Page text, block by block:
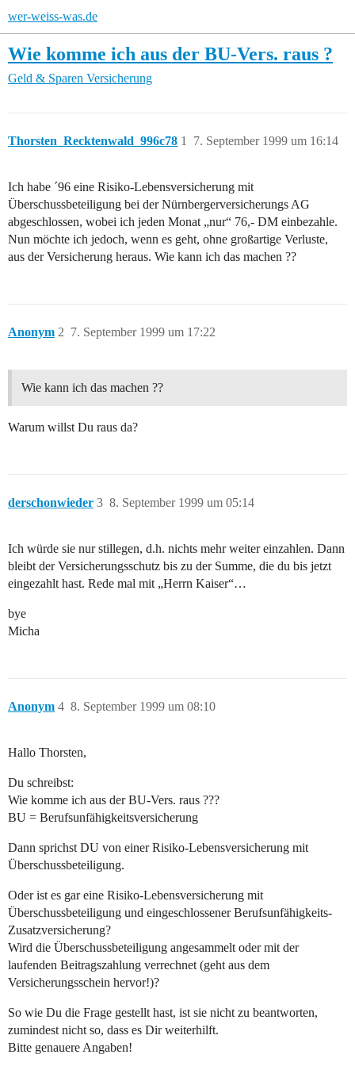
wer-weiss-was.de
Wie komme ich aus der BU-Vers. raus ?
Geld & Sparen Versicherung
Thorsten_Recktenwald_996c78 7. September 1999 um 16:14
1
Ich habe ´96 eine Risiko-Lebensversicherung mit
Überschussbeteiligung bei der Nürnbergerversicherungs AG
abgeschlossen, wobei ich jeden Monat „nur“ 76,- DM einbezahle.
Nun möchte ich jedoch, wenn es geht, ohne großartige Verluste,
aus der Versicherung heraus. Wie kann ich das machen ??
Anonym 7. September 1999 um 17:22
2
Wie kann ich das machen ??
Warum willst Du raus da?
derschonwieder 8. September 1999 um 05:14
3
Ich würde sie nur stillegen, d.h. nichts mehr weiter einzahlen. Dann
bleibt der Versicherungsschutz bis zu der Summe, die du bis jetzt
eingezahlt hast. Rede mal mit „Herrn Kaiser“…
bye
Micha
Anonym 8. September 1999 um 08:10
4
Hallo Thorsten,
Du schreibst:
Wie komme ich aus der BU-Vers. raus ???
BU = Berufsunfähigkeitsversicherung
Dann sprichst DU von einer Risiko-Lebensversicherung mit
Überschussbeteiligung.
Oder ist es gar eine Risiko-Lebensversicherung mit
Überschussbeteiligung und eingeschlossener Berufsunfähigkeits-
Zusatzversicherung?
Wird die Überschussbeteiligung angesammelt oder mit der
laufenden Beitragszahlung verrechnet (geht aus dem
Versicherungsschein hervor!)?
So wie Du die Frage gestellt hast, ist sie nicht zu beantworten,
zumindest nicht so, dass es Dir weiterhilft.
Bitte genauere Angaben!